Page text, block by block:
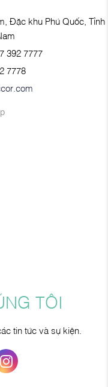
Đặc khu Phú Quốc, Tỉnh
392 7777
7778
TÔI
tin tức và sự kiện.